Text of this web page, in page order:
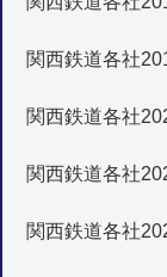
関西鉄道各社
関西鉄道各社
関西鉄道各社
関西鉄道各社